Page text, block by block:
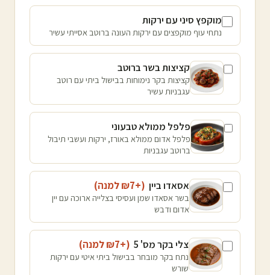
מוקפץ סיני עם ירקות
נתחי עוף מוקפצים עם ירקות העונה ברוטב אסייתי עשיר
קציצות בשר ברוטב
קציצות בקר נימוחות בבישול ביתי עם רוטב
עגבניות עשיר
פלפל ממולא טבעוני
פלפל אדום ממולא באורז, ירקות ועשבי תיבול
ברוטב עגבניות
אסאדו ביין (+₪
7 למנה)
בשר אסאדו שמן ועסיסי בצלייה ארוכה עם יין
אדום ודבש
צלי בקר מס' 5 (+₪
7 למנה)
נתח בקר מובחר בבישול ביתי איטי עם ירקות
שורש